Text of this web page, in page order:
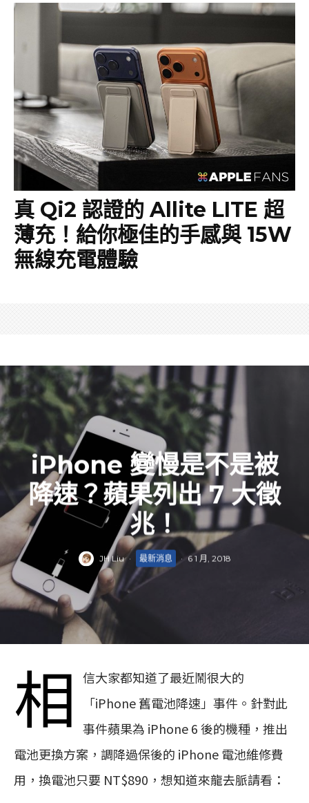
真 Qi2 認證的 Allite LITE 超
薄充！給你極佳的手感與 15W
無線充電體驗
iPhone 變慢是不是被
降速？蘋果列出 7 大徵
兆！
JH Liu · 最新消息 · 6 1 月, 2018
相
信大家都知道了最近鬧很大的
「iPhone 舊電池降速」事件。針對此
事件蘋果為 iPhone 6 後的機種，推出
電池更換方案，調降過保後的 iPhone 電池維修費
用，換電池只要 NT$890，想知道來龍去脈請看：